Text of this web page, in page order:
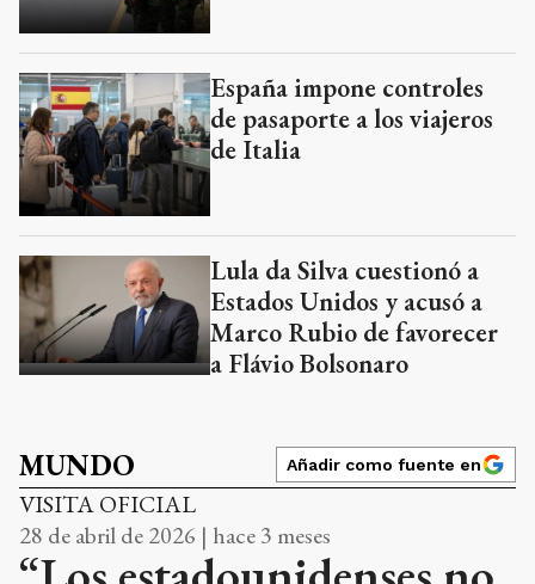
España impone controles
de pasaporte a los viajeros
de Italia
Lula da Silva cuestionó a
Estados Unidos y acusó a
Marco Rubio de favorecer
a Flávio Bolsonaro
MUNDO Añadir como fuente en
VISITA OFICIAL
28 de abril de 2026 | hace 3 meses